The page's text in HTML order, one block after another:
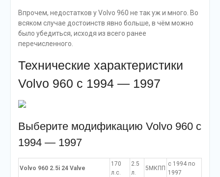
Впрочем, недостатков у Volvo 960 не так уж и много. Во
всяком случае достоинств явно больше, в чём можно
было убедиться, исходя из всего ранее
перечисленного.
Технические характеристики
Volvo 960 с 1994 — 1997
Выберите модификацию Volvo 960 с
1994 — 1997
Volvo 960 2.5i 24 Valve
170
л.с.
2.5
л.
5МКПП
c 1994 по
1997